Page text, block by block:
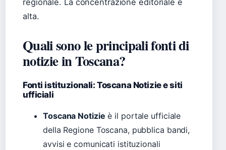
regionale. La concentrazione editoriale è
alta.
Quali sono le principali fonti di
notizie in Toscana?
Fonti istituzionali: Toscana Notizie e siti
ufficiali
Toscana Notizie è il portale ufficiale
della Regione Toscana, pubblica bandi,
avvisi e comunicati istituzionali